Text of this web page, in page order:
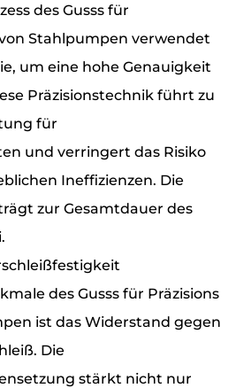
des Gusss für
Stahlpumpen verwendet
um eine hohe Genauigkeit
Präzisionstechnik führt zu
für
und verringert das Risiko
Ineffizienzen. Die
zur Gesamtdauer des
des Gusss für Präzisions
ist das Widerstand gegen
Die
stärkt nicht nur